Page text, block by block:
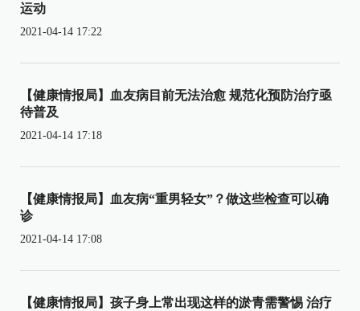
运动
2021-04-14 17:22
【健康情报局】血友病目前无法治愈 规范化预防治疗亟
待普及
2021-04-14 17:18
【健康情报局】血友病“重男轻女”？做这些检查可以确
诊
2021-04-14 17:08
【健康情报局】孩子身上常出现这样的淤青需警惕 治疗